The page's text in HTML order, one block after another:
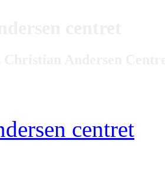
centret